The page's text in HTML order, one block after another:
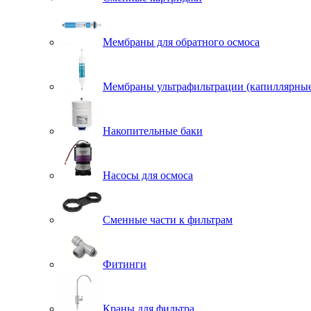
Мембраны для обратного осмоса
Мембраны ультрафильтрации
Накопительные баки
Насосы для осмоса
Сменные части к фильтрам
Фитинги
Краны для фильтра